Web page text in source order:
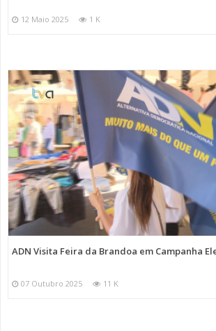
12 Maio 2025 1 K
ADN Visita Feira da Brandoa em Campanha
07 Outubro 2025 11 K